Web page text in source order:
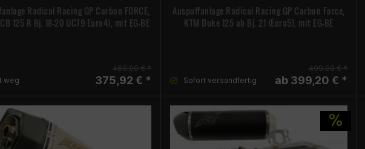
Radical Racing GP Carbon FORCE,
125 R Bj. 18-20 (JC79 Euro4), mit EG-BE
weg
469,90 € *
375,92 € *
Auspuffanlage Radical Racing GP Carbon Force,
KTM Duke 125 ab Bj. 21 (Euro5), mit EG-BE
Sofort versandfertig
499,00 € *
ab 399,20 € *